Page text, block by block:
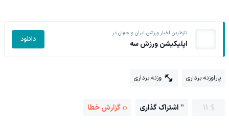
تازه‌ترین اخبار ورزشی ایران و جهان در
اپلیکیشن ورزش سه دانلود
پاراوزنه برداری وزنه برداری
11 اشتراک گذاری گزارش خطا